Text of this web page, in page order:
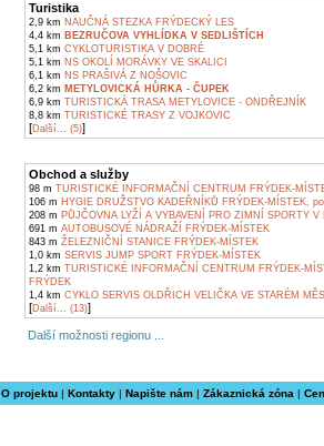
Turistika
2,9 km NAUČNÁ STEZKA FRÝDECKÝ LES
4,4 km BEZRUČOVA VYHLÍDKA V SEDLIŠTÍCH
5,1 km CYKLOTURISTIKA V DOBRÉ
5,1 km NS OKOLÍ MORÁVKY VE SKALICI
6,1 km NS PRAŠIVÁ Z NOŠOVIC
6,2 km METYLOVICKÁ HŮRKA - ČUPEK
6,9 km TURISTICKÁ TRASA METYLOVICE - ONDŘEJNÍK
8,8 km TURISTICKÉ TRASY Z VOJKOVIC
[Další... (5)]
Obchod a služby
98 m TURISTICKÉ INFORMAČNÍ CENTRUM FRÝDEK-
106 m HYGIE DRUŽSTVO KADEŘNÍKŮ FRÝDEK-MÍSTEK,
208 m PŮJČOVNA LYŽÍ A VYBAVENÍ PRO ZIMNÍ SPORTY V
691 m AUTOBUSOVÉ NÁDRAŽÍ FRÝDEK-MÍSTEK
843 m ŽELEZNIČNÍ STANICE FRÝDEK-MÍSTEK
1,0 km SERVIS JUMP SPORT FRÝDEK-MÍSTEK
1,2 km TURISTICKÉ INFORMAČNÍ CENTRUM FRÝDEK-
FRÝDEK
1,4 km CYKLO SERVIS OLDŘICH VELIČKA VE STARÉM
[Další... (13)]
Další možnosti regionu ...
O projektu| Kontakty| Napište nám| Zákaznická zóna |